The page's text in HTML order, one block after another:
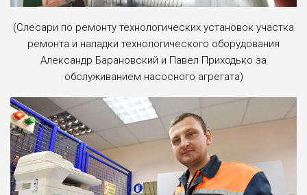
(Cлесари по ремонту технологических установок участка
ремонта и наладки технологического оборудования
Александр Барановский и Павел Приходько за
обслуживанием насосного агрегата)